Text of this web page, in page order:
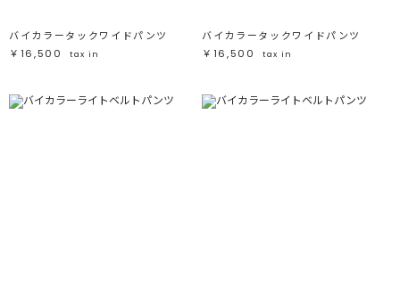
バイカラータックワイドパンツ
￥16,500
tax in
バイカラータックワイドパンツ
￥16,500
tax in